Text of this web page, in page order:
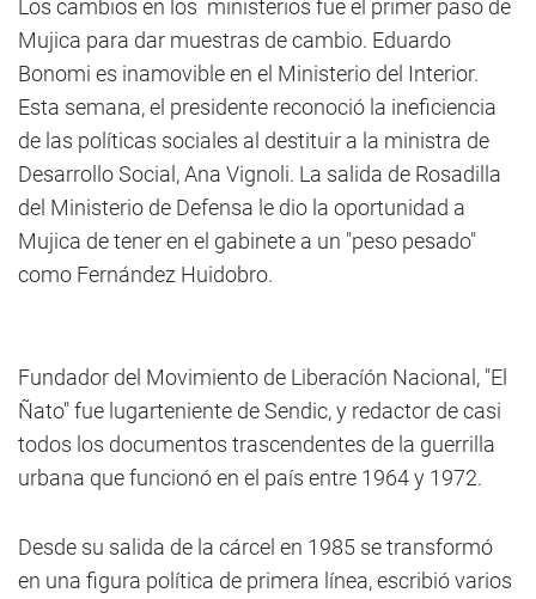
Los cambios en los ministerios fue el primer paso de
Mujica para dar muestras de cambio. Eduardo
Bonomi es inamovible en el Ministerio del Interior.
Esta semana, el presidente reconoció la ineficiencia
de las políticas sociales al destituir a la ministra de
Desarrollo Social, Ana Vignoli. La salida de Rosadilla
del Ministerio de Defensa le dio la oportunidad a
Mujica de tener en el gabinete a un "peso pesado"
como Fernández Huidobro.
Fundador del Movimiento de Liberacíón Nacional, "El
Ñato" fue lugarteniente de Sendic, y redactor de casi
todos los documentos trascendentes de la guerrilla
urbana que funcionó en el país entre 1964 y 1972.
Desde su salida de la cárcel en 1985 se transformó
en una figura política de primera línea, escribió varios